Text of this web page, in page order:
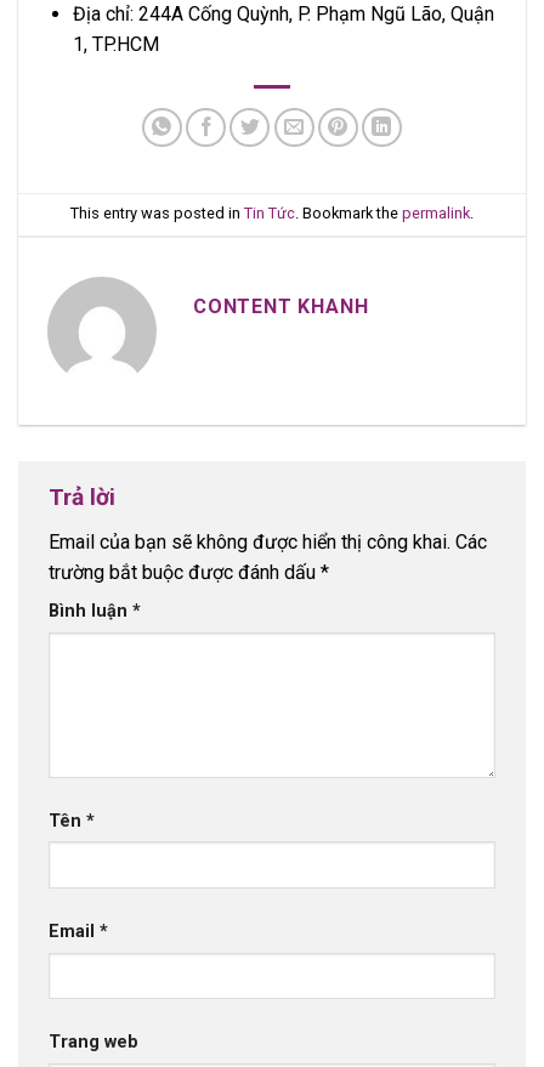
Địa chỉ: 244A Cống Quỳnh, P. Phạm Ngũ Lão, Quận
1, TP.HCM
This entry was posted in Tin Tức. Bookmark the permalink.
CONTENT KHANH
Trả lời
Email của bạn sẽ không được hiển thị công khai. Các
trường bắt buộc được đánh dấu *
Bình luận *
Tên *
Email *
Trang web